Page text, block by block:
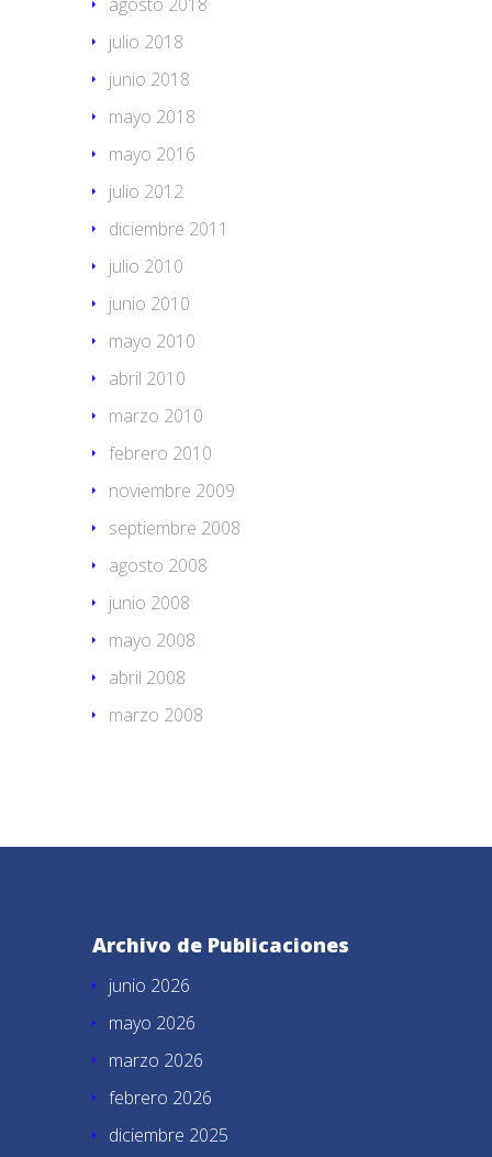
julio 2018
junio 2018
mayo 2018
mayo 2016
julio 2012
diciembre 2011
julio 2010
junio 2010
mayo 2010
abril 2010
marzo 2010
febrero 2010
noviembre 2009
septiembre 2008
agosto 2008
junio 2008
mayo 2008
abril 2008
marzo 2008
Archivo de Publicaciones
junio 2026
mayo 2026
marzo 2026
febrero 2026
diciembre 2025